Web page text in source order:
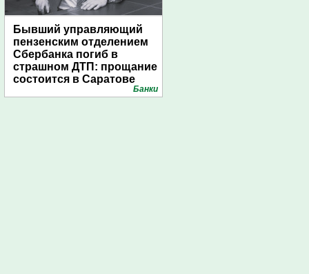
Бывший управляющий
пензенским отделением
Сбербанка погиб в
страшном ДТП: прощание
состоится в Саратове
Банки